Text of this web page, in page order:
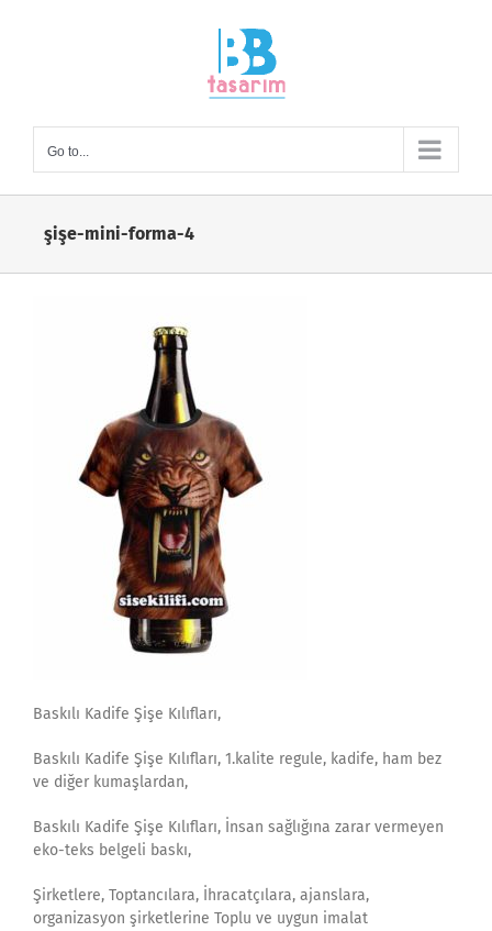
Go to...
şişe-mini-forma-4
Baskılı Kadife Şişe Kılıfları,
Baskılı Kadife Şişe Kılıfları, 1.kalite regule, kadife, ham bez
ve diğer kumaşlardan,
Baskılı Kadife Şişe Kılıfları, İnsan sağlığına zarar vermeyen
eko-teks belgeli baskı,
Şirketlere, Toptancılara, İhracatçılara, ajanslara,
organizasyon şirketlerine Toplu ve uygun imalat